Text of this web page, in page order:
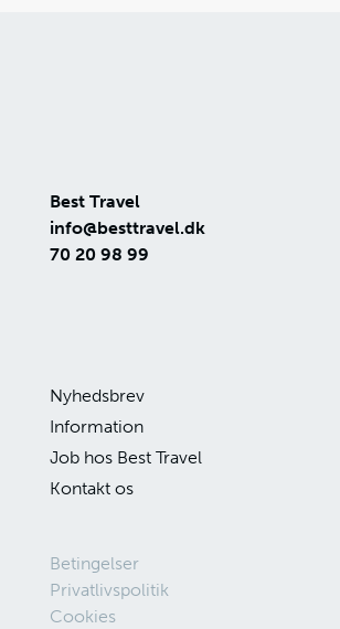
Best Travel
info@besttravel.dk
70 20 98 99
Nyhedsbrev
Information
Job hos Best Travel
Kontakt os
Betingelser
Privatlivspolitik
Cookies